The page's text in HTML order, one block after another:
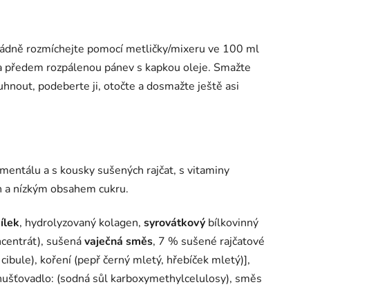
rozmíchejte pomocí metličky/mixeru ve 100 ml
rozpálenou pánev s kapkou oleje. Smažte
podeberte ji, otočte a dosmažte ještě asi
a s kousky sušených rajčat, s vitaminy
nízkým obsahem cukru.
, hydrolyzovaný kolagen, syrovátkový bílkovinný
sušenávaječná směs, 7 % sušené rajčatové
koření (pepř černý mletý, hřebíček mletý)],
(sodná sůl karboxymethylcelulosy), směs